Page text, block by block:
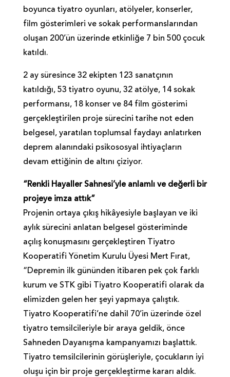
boyunca tiyatro oyunları, atölyeler, konserler,
film gösterimleri ve sokak performanslarından
oluşan 200’ün üzerinde etkinliğe 7 bin 500 çocuk
katıldı.
2 ay süresince 32 ekipten 123 sanatçının
katıldığı, 53 tiyatro oyunu, 32 atölye, 14 sokak
performansı, 18 konser ve 84 film gösterimi
gerçekleştirilen proje sürecini tarihe not eden
belgesel, yaratılan toplumsal faydayı anlatırken
deprem alanındaki psikososyal ihtiyaçların
devam ettiğinin de altını çiziyor.
“Renkli Hayaller Sahnesi’yle anlamlı ve değerli bir
projeye imza attık”
Projenin ortaya çıkış hikâyesiyle başlayan ve iki
aylık sürecini anlatan belgesel gösteriminde
açılış konuşmasını gerçekleştiren Tiyatro
Kooperatifi Yönetim Kurulu Üyesi Mert Fırat,
“Depremin ilk gününden itibaren pek çok farklı
kurum ve STK gibi Tiyatro Kooperatifi olarak da
elimizden gelen her şeyi yapmaya çalıştık.
Tiyatro Kooperatifi’ne dahil 70’in üzerinde özel
tiyatro temsilcileriyle bir araya geldik, önce
Sahneden Dayanışma kampanyamızı başlattık.
Tiyatro temsilcilerinin görüşleriyle, çocukların iyi
oluşu için bir proje gerçekleştirme kararı aldık.